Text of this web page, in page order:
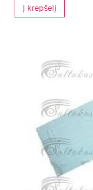
Į krepšelį